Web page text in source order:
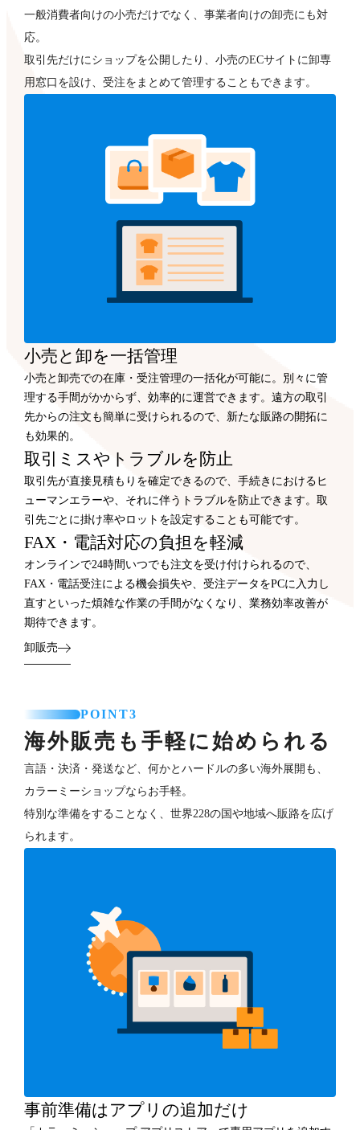
一般消費者向けの小売だけでなく、事業者向けの卸売にも対
応。
取引先だけにショップを公開したり、小売のECサイトに卸専
用窓口を設け、受注をまとめて管理することもできます。
小売と卸を一括管理
小売と卸売での在庫・受注管理の一括化が可能に。別々に管
理する手間がかからず、効率的に運営できます。遠方の取引
先からの注文も簡単に受けられるので、新たな販路の開拓に
も効果的。
取引ミスやトラブルを防止
取引先が直接見積もりを確定できるので、手続きにおけるヒ
ューマンエラーや、それに伴うトラブルを防止できます。取
引先ごとに掛け率やロットを設定することも可能です。
FAX・電話対応の負担を軽減
オンラインで24時間いつでも注文を受け付けられるので、
FAX・電話受注による機会損失や、受注データをPCに入力し
直すといった煩雑な作業の手間がなくなり、業務効率改善が
期待できます。
卸販売
POINT3
海外販売も手軽に始められる
言語・決済・発送など、何かとハードルの多い海外展開も、
カラーミーショップならお手軽。
特別な準備をすることなく、世界228の国や地域へ販路を広げ
られます。
事前準備はアプリの追加だけ